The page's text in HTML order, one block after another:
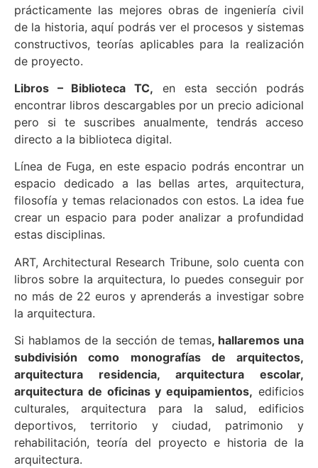
prácticamente las mejores obras de ingeniería civil
de la historia, aquí podrás ver el procesos y sistemas
constructivos, teorías aplicables para la realización
de proyecto.
Libros – Biblioteca TC, en esta sección podrás
encontrar libros descargables por un precio adicional
pero si te suscribes anualmente, tendrás acceso
directo a la biblioteca digital.
Línea de Fuga, en este espacio podrás encontrar un
espacio dedicado a las bellas artes, arquitectura,
filosofía y temas relacionados con estos. La idea fue
crear un espacio para poder analizar a profundidad
estas disciplinas.
ART, Architectural Research Tribune, solo cuenta con
libros sobre la arquitectura, lo puedes conseguir por
no más de 22 euros y aprenderás a investigar sobre
la arquitectura.
Si hablamos de la sección de temas, hallaremos una
subdivisión como monografías de arquitectos,
arquitectura residencia, arquitectura escolar,
arquitectura de oficinas y equipamientos, edificios
culturales, arquitectura para la salud, edificios
deportivos, territorio y ciudad, patrimonio y
rehabilitación, teoría del proyecto e historia de la
arquitectura.